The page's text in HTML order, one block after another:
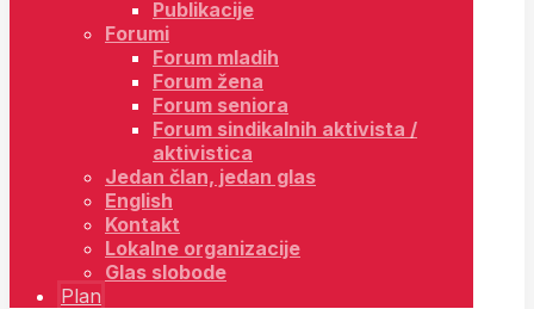
Publikacije
Forumi
Forum mladih
Forum žena
Forum seniora
Forum sindikalnih aktivista /
aktivistica
Jedan član, jedan glas
English
Kontakt
Lokalne organizacije
Glas slobode
Plan